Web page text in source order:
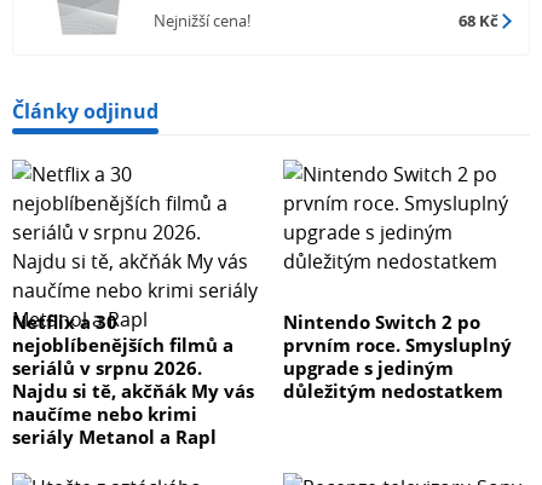
Nejnižší cena! 68 Kč
Články odjinud
Netflix a 30
nejoblíbenějších filmů a
seriálů v srpnu 2026.
Najdu si tě, akčňák My vás
naučíme nebo krimi
seriály Metanol a Rapl
Nintendo Switch 2 po
prvním roce. Smysluplný
upgrade s jediným
důležitým nedostatkem